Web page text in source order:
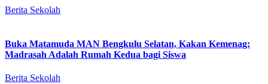
Berita Sekolah
Buka Matamuda MAN Bengkulu Selatan, Kakan Kemenag:
Madrasah Adalah Rumah Kedua bagi Siswa
Berita Sekolah